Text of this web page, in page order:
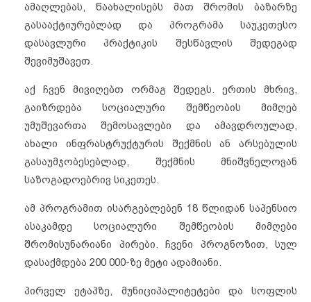
ამაღლებას, წაახალისებს მათ შრომის ბაზარზე
გასააქტიურებლად და პროგრამა საუკეთესო
დასავლური პრაქტიკის შესწავლის შედეგად
შევიმუშავეთ.
აქ ჩვენ მივიღებთ ორმაგ შედეგს. ერთის მხრივ,
გაიზრდება სოციალური შემწეობის მიმღებ
უმუშევართა შემოსავლები და ამავდროულად,
ახალი ინფრასტრუქტურის შექმნის ან არსებულის
გასაუმჯობესებლად, შექმნის მნიშვნელოვან
საზოგადოებრივ სიკეთეს.
ამ პროგრამით ისარგებლებენ 18 წლიდან საპენსიო
ასაკამდე სოციალური შემწეობის მიმღები
შრომისუნარიანი პირები. ჩვენი პროგნოზით, სულ
დასაქმდება 200 000-ზე მეტი ადამიანი.
პირველ ეტაპზე, მუნიციპალიტეტები და სოფლის